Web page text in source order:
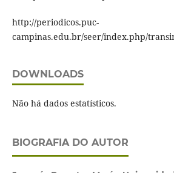
http://periodicos.puc-
campinas.edu.br/seer/index.php/
DOWNLOADS
Não há dados estatísticos.
BIOGRAFIA DO AUTOR